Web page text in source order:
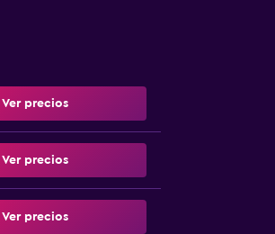
Ver precios
Ver precios
Ver precios